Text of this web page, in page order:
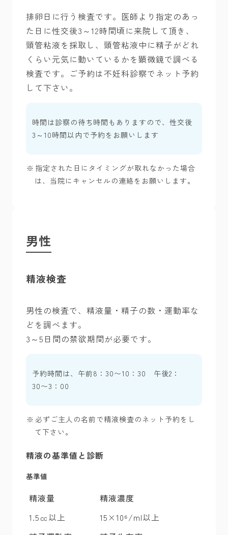
排卵日に行う検査です。医師より指定のあっ
た日に性交後3～12時間頃に来院して頂き、
頸管粘液を採取し、頸管粘液中に精子がどれ
くらい元気に動いているかを顕微鏡で調べる
検査です。ご予約は不妊科診察でネット予約
して下さい。
時間は診察の待ち時間もありますので、性交後
3～10時間以内で予約をお願いします
指定された日にタイミングが取れなかった場合
は、当院にキャンセルの連絡をお願いします。
男性
精液検査
男性の検査で、精液量・精子の数・運動率な
どを調べます。
3～5日間の禁欲期間が必要です。
予約時間は、午前8：30〜10：30 午後2：
30〜3：00
必ずご主人の名前で精液検査のネット予約をし
て下さい。
精液の基準値と診断
基準値
精液量
1.5㏄以上
精液濃度
15×10⁶/ml以上